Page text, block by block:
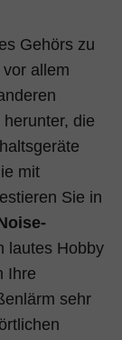
Gehörs zu
allem
die
mit
Sie in
lautes Hobby
Ihre
sehr